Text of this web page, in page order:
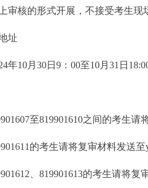
核的形式开展，不接受考生现
址
10月30日9：00至10月31日
至819901610之间的考生请
的考生请将复审材料发送至
、819901613的考生请将复